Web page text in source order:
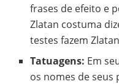
frases de efeito e
Zlatan costuma
testes fazem
Tatuagens: Em
os nomes de seus